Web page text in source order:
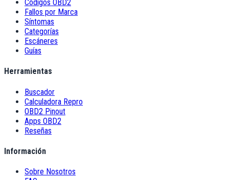
Códigos OBD2
Fallos por Marca
Síntomas
Categorías
Escáneres
Guías
Herramientas
Buscador
Calculadora Repro
OBD2 Pinout
Apps OBD2
Reseñas
Información
Sobre Nosotros